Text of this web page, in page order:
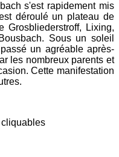
s'est rapidement mis
déroulé un plateau de
Grosbliederstroff, Lixing,
Sous un soleil
un agréable après-
les nombreux parents et
Cette manifestation